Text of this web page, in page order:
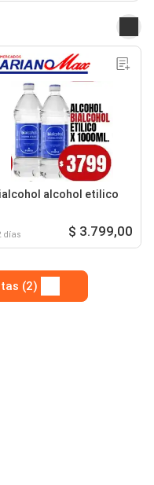
alcohol etilico
días $ 3.799,00
(2)